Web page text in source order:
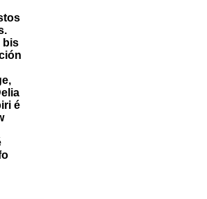
bis
é